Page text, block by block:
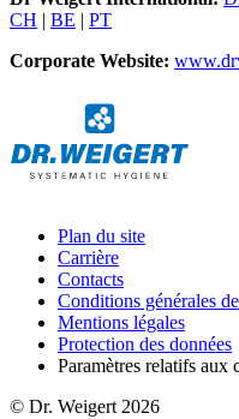
CH | BE | PT
Corporate Website:
Plan du site
Carrière
Contacts
Conditions générales
Mentions légales
Protection des données
Paramètres relatifs aux
© Dr. Weigert 2026